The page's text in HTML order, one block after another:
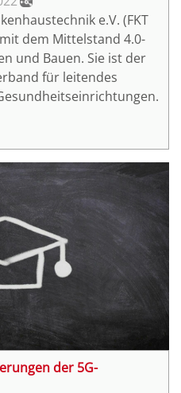
e.V. (FKT
dem Mittelstand 4.0-
und Bauen. Sie ist der
für leitendes
der 5G-